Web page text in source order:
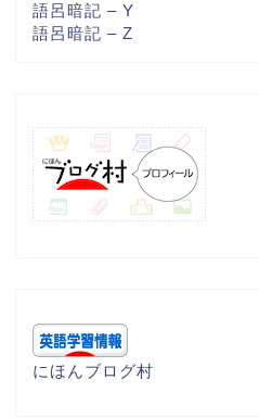
語呂暗記 – Y
語呂暗記 – Z
にほんブログ村